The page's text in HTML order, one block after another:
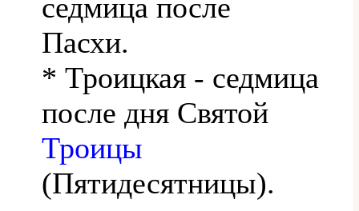
седмица после
Пасхи.
* Троицкая - седмица
после дня Святой
Троицы
(Пятидесятницы).